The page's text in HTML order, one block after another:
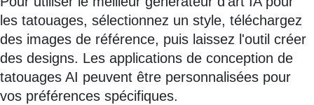
les tatouages, sélectionnez un style, téléchargez
des images de référence, puis laissez l'outil créer
des designs. Les applications de conception de
tatouages AI peuvent être personnalisées pour
vos préférences spécifiques.